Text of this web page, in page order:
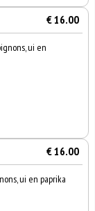
€ 16.00
ui en
€ 16.00
ui en paprika